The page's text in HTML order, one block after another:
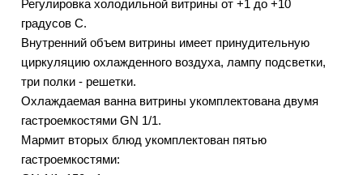
Регулировка холодильной витрины от +1 до +10
градусов С.
Внутренний объем витрины имеет принудительную
циркуляцию охлажденного воздуха, лампу подсветки,
три полки - решетки.
Охлаждаемая ванна витрины укомплектована двумя
гастроемкостями GN 1/1.
Мармит вторых блюд укомплектован пятью
гастроемкостями: